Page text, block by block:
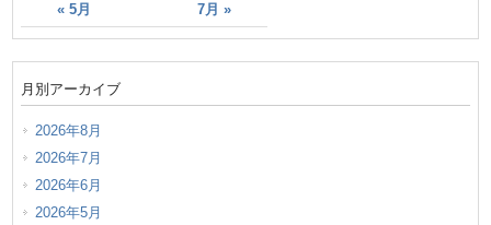
« 5月 7月 »
月別アーカイブ
2026年8月
2026年7月
2026年6月
2026年5月